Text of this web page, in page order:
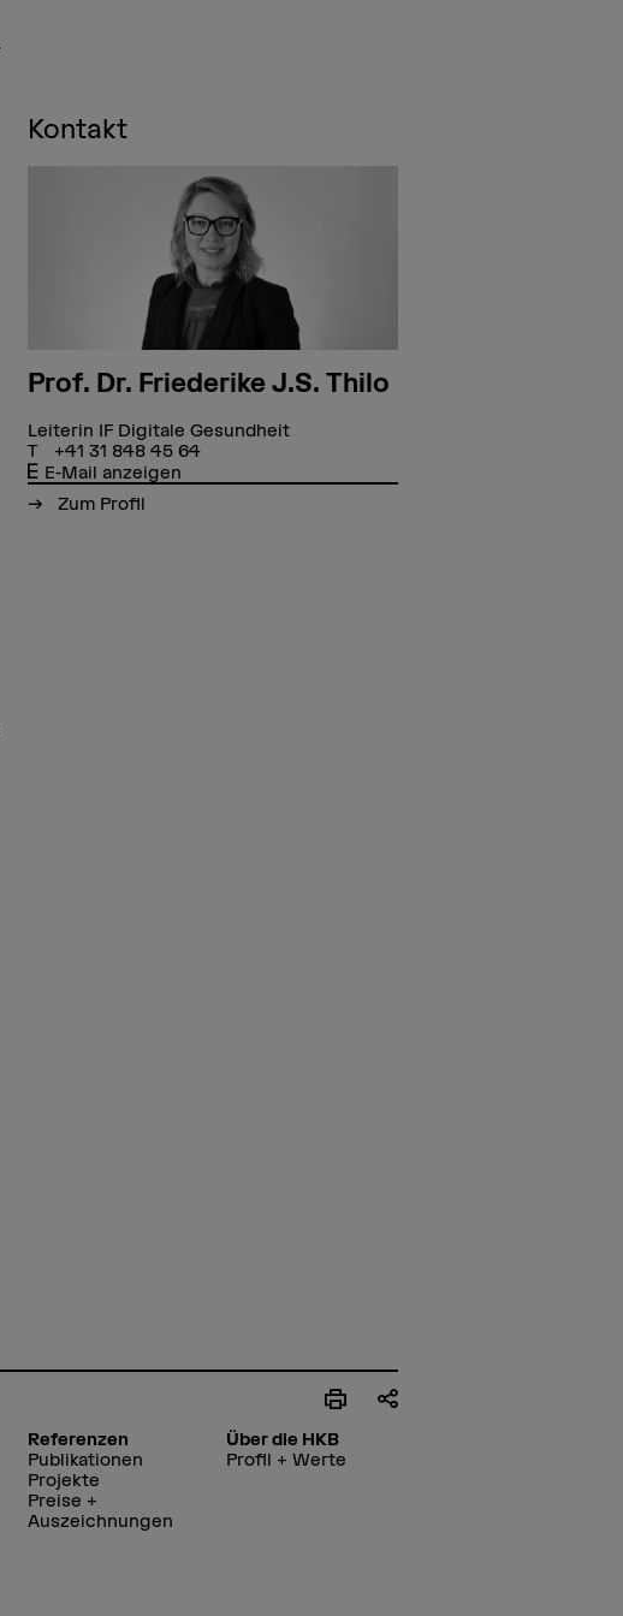
Kontakt
Prof. Dr. Friederike J.S. Thilo
Leiterin IF Digitale Gesundheit
+41 31 848 45 64
E-Mail anzeigen
Zum Profil
Referenzen
Publikationen
Projekte
Preise +
Auszeichnungen
Über die HKB
Profil + Werte